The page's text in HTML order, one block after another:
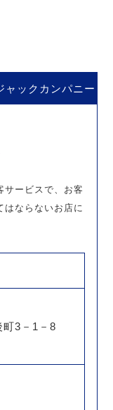
ャックカンパニー
サービスで、お客
はならないお店に
町3－1－8